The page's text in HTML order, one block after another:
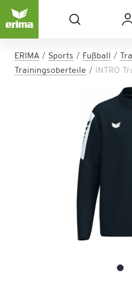
ERIMA Sports Fußball
Trainingsoberteile
INTRO